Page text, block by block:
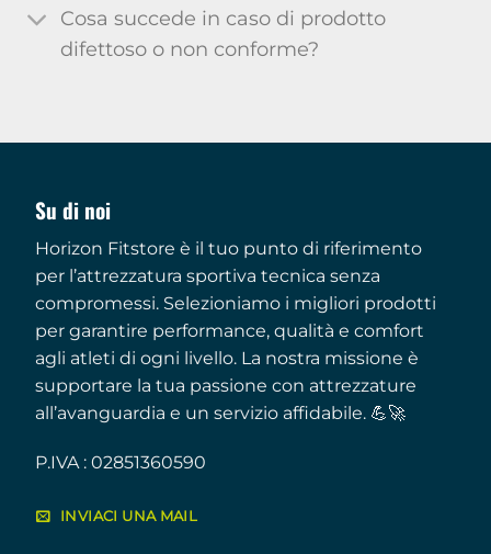
Cosa succede in caso di prodotto
difettoso o non conforme?
Su di noi
Horizon Fitstore è il tuo punto di riferimento
per l’attrezzatura sportiva tecnica senza
compromessi. Selezioniamo i migliori prodotti
per garantire performance, qualità e comfort
agli atleti di ogni livello. La nostra missione è
supportare la tua passione con attrezzature
all’avanguardia e un servizio affidabile. 💪🚀
P.IVA : 02851360590
INVIACI UNA MAIL